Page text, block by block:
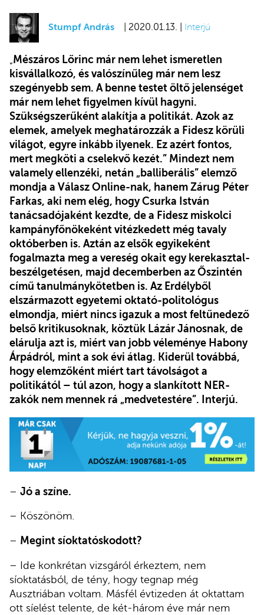
Stumpf András | 2020.01.13. | Interjú
„Mészáros Lőrinc már nem lehet ismeretlen
kisvállalkozó, és valószínűleg már nem lesz
szegényebb sem. A benne testet öltő jelenséget
már nem lehet figyelmen kívül hagyni.
Szükségszerűként alakítja a politikát. Azok az
elemek, amelyek meghatározzák a Fidesz körüli
világot, egyre inkább ilyenek. Ez azért fontos,
mert megköti a cselekvő kezét.” Mindezt nem
valamely ellenzéki, netán „balliberális” elemző
mondja a Válasz Online-nak, hanem Zárug Péter
Farkas, aki nem elég, hogy Csurka István
tanácsadójaként kezdte, de a Fidesz miskolci
kampányfőnökeként vitézkedett még tavaly
októberben is. Aztán az elsők egyikeként
fogalmazta meg a vereség okait egy kerekasztal-
beszélgetésen, majd decemberben az Őszintén
című tanulmánykötetben is. Az Erdélyből
elszármazott egyetemi oktató-politológus
elmondja, miért nincs igazuk a most feltűnedező
belső kritikusoknak, köztük Lázár Jánosnak, de
elárulja azt is, miért van jobb véleménye Habony
Árpádról, mint a sok évi átlag. Kiderül továbbá,
hogy elemzőként miért tart távolságot a
politikától – túl azon, hogy a slankított NER-
zakók nem mennek rá „medvetestére”. Interjú.
– Jó a színe.
– Köszönöm.
– Megint síoktatóskodott?
– Ide konkrétan vizsgáról érkeztem, nem
síoktatásból, de tény, hogy tegnap még
Ausztriában voltam. Másfél évtizeden át oktattam
ott síelést telente, de két-három éve már nem